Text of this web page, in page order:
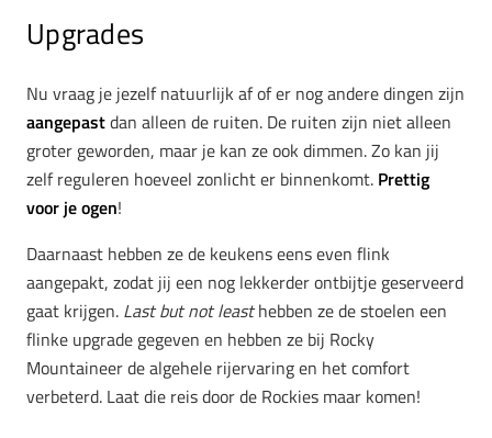
Upgrades
Nu vraag je jezelf natuurlijk af of er nog andere dingen zijn
aangepastdan alleen de ruiten. De ruiten zijn niet alleen
groter geworden, maar je kan ze ook dimmen. Zo kan jij
zelf reguleren hoeveel zonlicht er binnenkomt. Prettig
voor je ogen!
Daarnaast hebben ze de keukens eens even flink
aangepakt, zodat jij een nog lekkerder ontbijtje geserveerd
gaat krijgen. Last but not leasthebben ze de stoelen een
flinke upgrade gegeven en hebben ze bij Rocky
Mountaineer de algehele rijervaring en het comfort
verbeterd. Laat die reis door de Rockies maar komen!